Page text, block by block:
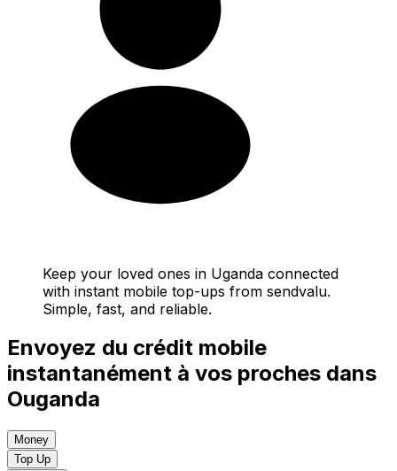
Keep your loved ones in Uganda connected
with instant mobile top-ups from sendvalu.
Simple, fast, and reliable.
Envoyez du crédit mobile
instantanément à vos proches dans
Ouganda
Money
Top Up